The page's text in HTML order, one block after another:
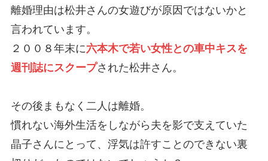
離婚理由は松井さんの女遊びが原因ではないかと
言われています。
２００８年末に六本木で若い女性との車中キスを
週刊誌にスクープされた松井さん。
その後まもなく二人は離婚。
慣れない海外生活をしながら夫を影で支えていた
晶子さんにとって、浮気は許すことのできない裏